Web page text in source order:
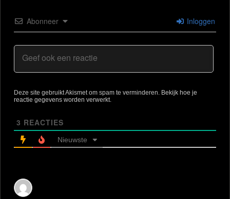
Abonneer Inloggen
Deze site gebruikt Akismet om spam te verminderen. Bekijk hoe je
reactie gegevens worden verwerkt.
3 REACTIES
Nieuwste